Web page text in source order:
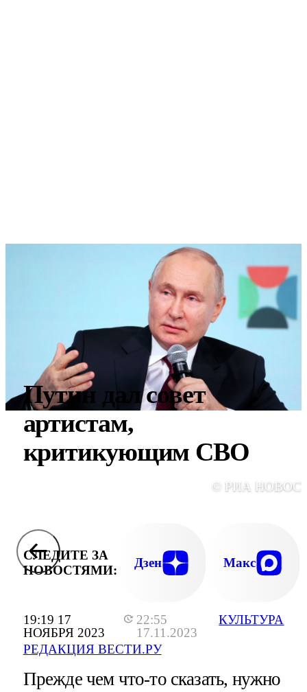
19:19 17
НОЯБРЯ 2023
22:55
17.11.2023
РЕДАКЦИЯ ВЕСТИ.РУ
КУЛЬТУРА
Путин дал совет
артистам,
критикующим СВО
© РИА
СЛЕДИТЕ ЗА
НОВОСТЯМИ:
Дзен Макс
Прежде чем что-то сказать, нужно